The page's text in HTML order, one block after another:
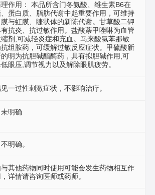
作用： 本品所含门冬氨酸、维生素B6在
蛋白质、脂肪代谢中起重要作用，可维持
与虹膜、睫状体的新陈代谢。甘草酸二钾
抗炎、抗过敏作用。盐酸萘甲唑啉为血管
剂,可减轻炎症和充血。马来酸氯苯那敏
抗组胺药，可缓解过敏反应症状。甲硫酸新
明为抗胆碱酯酶药，具有拟胆碱作用,可
低眼压,调节视力以及解除眼肌疲劳。
一过性刺激症状，不影响治疗。
明确
明确。
其他药物同时使用可能会发生药物相互作
，详情请咨询医师或药师。